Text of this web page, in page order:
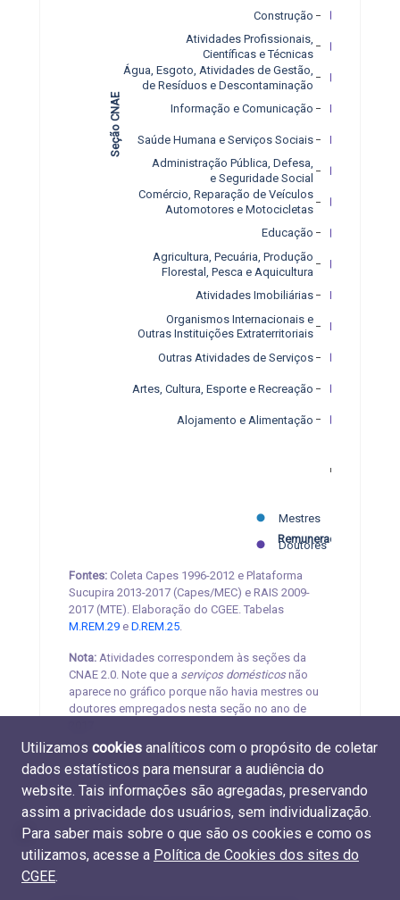
Alojamento e Alimentação
Artes, Cultura, Esporte e Recreação
Outras Atividades de Serviços
Organismos Internacionais e
Outras Instituições Extraterritoriais
Atividades Imobiliárias
Agricultura, Pecuária, Produção
Florestal, Pesca e Aquicultura
Educação
Comércio, Reparação de Veículos
Automotores e Motocicletas
Administração Pública, Defesa,
e Seguridade Social
Saúde Humana e Serviços Sociais
Informação e Comunicação
Água, Esgoto, Atividades de Gestão,
de Resíduos e Descontaminação
Atividades Profissionais,
Científicas e Técnicas
Construção
Mestres
Doutores
Remuneração média
Seção CNAE
Fontes: Coleta Capes 1996-2012 e Plataforma
Sucupira 2013-2017 (Capes/MEC) e RAIS 2009-
2017 (MTE). Elaboração do CGEE. Tabelas
M.REM.29 e D.REM.25.
Nota: Atividades correspondem às seções da
CNAE 2.0. Note que a serviços domésticosnão
aparece no gráfico porque não havia mestres ou
doutores empregados nesta seção no ano de
Utilizamos cookies analíticos com o propósito de coletar
dados estatísticos para mensurar a audiência do
website. Tais informações são agregadas, preservando
assim a privacidade dos usuários, sem individualização.
Para saber mais sobre o que são os cookies e como os
utilizamos, acesse a Política de Cookies dos sites do
CGEE.